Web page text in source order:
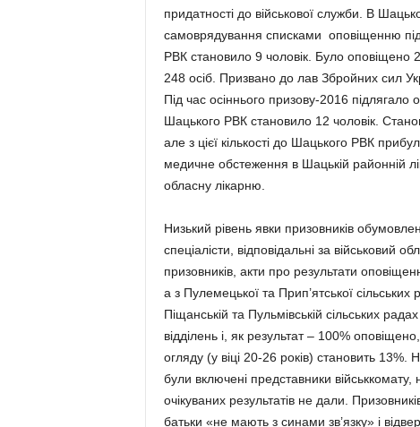
придатності до військової служби. В
самоврядування списками оповіщенню
РВК становило 9 чоловік. Було оповіщено
248 осіб. Призвано до лав Збройних сил
Під час осіннього призову-2016
Шацького РВК становило 12 чоловік.
але з цієї кількості до Шацького РВК
медичне обстеження в Шацькій районній
обласну лікарню.
Низький рівень явки призовників
спеціалісти, відповідальні за військовий
призовників, акти про результати
а з Пулемецької та Прип’ятської
Піщанській та Пульмівській сільських
відділень і, як результат – 100%
огляду (у віці 20-26 років) становить 13%.
були включені представники військкомату,
очікуваних результатів не дали.
батьки «не мають з синами зв’язку» і